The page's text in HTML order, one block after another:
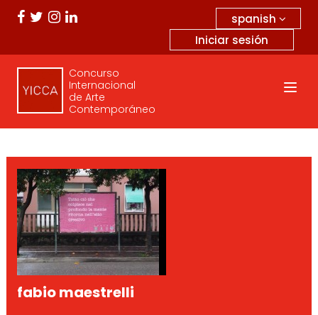
spanish
Iniciar sesión
Concurso
Internacional
de Arte
Contemporáneo
fabio maestrelli